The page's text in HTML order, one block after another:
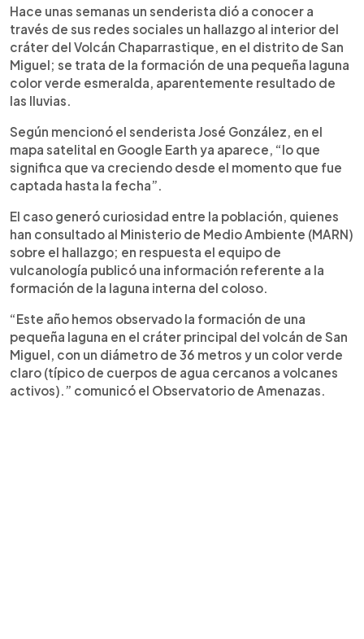
Escuchar artículo
Hace unas semanas un senderista dió a conocer a
través de sus redes sociales un hallazgo al interior del
cráter del Volcán Chaparrastique, en el distrito de San
Miguel; se trata de la formación de una pequeña laguna
color verde esmeralda, aparentemente resultado de
las lluvias.
Según mencionó el senderista José González, en el
mapa satelital en Google Earth ya aparece, “lo que
significa que va creciendo desde el momento que fue
captada hasta la fecha”.
El caso generó curiosidad entre la población, quienes
han consultado al Ministerio de Medio Ambiente (MARN)
sobre el hallazgo; en respuesta el equipo de
vulcanología publicó una información referente a la
formación de la laguna interna del coloso.
“Este año hemos observado la formación de una
pequeña laguna en el cráter principal del volcán de San
Miguel, con un diámetro de 36 metros y un color verde
claro (típico de cuerpos de agua cercanos a volcanes
activos).” comunicó el Observatorio de Amenazas.